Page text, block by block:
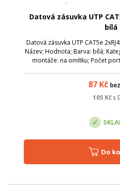
Datová zásuvka UTP
bílá
Datová zásuvka UTP CAT5e
Název; Hodnota; Barva: bílá;
montáže: na omítku; Počet
87 Kč
105 Kčs
Do